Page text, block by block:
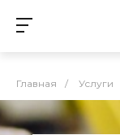
Главная / Услуги